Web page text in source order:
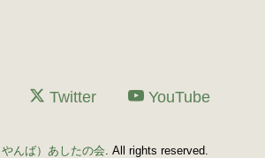
Twitter YouTube
んば）あしたの会. All rights reserved.